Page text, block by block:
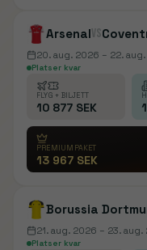
Arsenalvs
20. aug. 2026 – 22.
Platser kvar
FLYG + BILJETT
10 877 SEK
PREMIUMPAKET
13 967 SEK
Borussia
21. aug. 2026 – 23. aug.
Platser kvar